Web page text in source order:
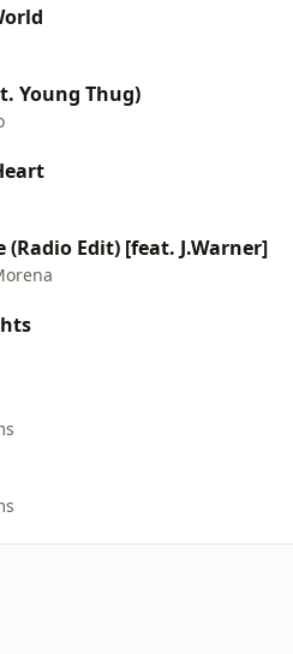
Young Thug)
(Radio Edit) [feat. J.Warner]